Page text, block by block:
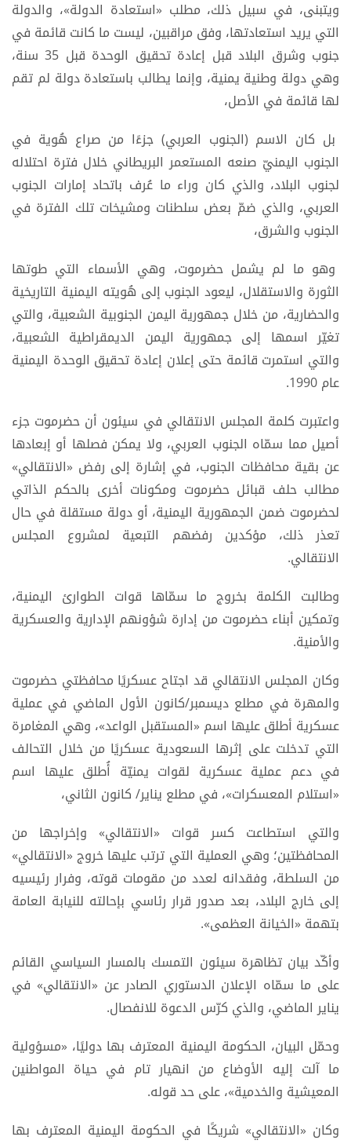
ويتبنى، في سبيل ذلك، مطلب «استعادة الدولة»، والدولة
التي يريد استعادتها، وفق مراقبين، ليست ما كانت قائمة في
جنوب وشرق البلاد قبل إعادة تحقيق الوحدة قبل 35 سنة،
وهي دولة وطنية يمنية، وإنما يطالب باستعادة دولة لم تقم
لها قائمة في الأصل،
بل كان الاسم (الجنوب العربي) جزءًا من صراع هُوية في
الجنوب اليمنيّ صنعه المستعمر البريطاني خلال فترة احتلاله
لجنوب البلاد، والذي كان وراء ما عُرف باتحاد إمارات الجنوب
العربي، والذي ضمّ بعض سلطنات ومشيخات تلك الفترة في
الجنوب والشرق،
وهو ما لم يشمل حضرموت، وهي الأسماء التي طوتها
الثورة والاستقلال، ليعود الجنوب إلى هُويته اليمنية التاريخية
والحضارية، من خلال جمهورية اليمن الجنوبية الشعبية، والتي
تغيّر اسمها إلى جمهورية اليمن الديمقراطية الشعبية،
والتي استمرت قائمة حتى إعلان إعادة تحقيق الوحدة اليمنية
عام 1990.
واعتبرت كلمة المجلس الانتقالي في سيئون أن حضرموت جزء
أصيل مما سمّاه الجنوب العربي، ولا يمكن فصلها أو إبعادها
عن بقية محافظات الجنوب، في إشارة إلى رفض «الانتقالي»
مطالب حلف قبائل حضرموت ومكونات أخرى بالحكم الذاتي
لحضرموت ضمن الجمهورية اليمنية، أو دولة مستقلة في حال
تعذر ذلك، مؤكدين رفضهم التبعية لمشروع المجلس
الانتقالي.
وطالبت الكلمة بخروج ما سمّاها قوات الطوارئ اليمنية،
وتمكين أبناء حضرموت من إدارة شؤونهم الإدارية والعسكرية
والأمنية.
وكان المجلس الانتقالي قد اجتاح عسكريًا محافظتي حضرموت
والمهرة في مطلع ديسمبر/كانون الأول الماضي في عملية
عسكرية أطلق عليها اسم «المستقبل الواعد»، وهي المغامرة
التي تدخلت على إثرها السعودية عسكريًا من خلال التحالف
في دعم عملية عسكرية لقوات يمنيّة أُطلق عليها اسم
«استلام المعسكرات»، في مطلع يناير/ كانون الثاني،
والتي استطاعت كسر قوات «الانتقالي» وإخراجها من
المحافظتين؛ وهي العملية التي ترتب عليها خروج «الانتقالي»
من السلطة، وفقدانه لعدد من مقومات قوته، وفرار رئيسيه
إلى خارج البلاد، بعد صدور قرار رئاسي بإحالته للنيابة العامة
بتهمة «الخيانة العظمى».
وأكّد بيان تظاهرة سيئون التمسك بالمسار السياسي القائم
على ما سمّاه الإعلان الدستوري الصادر عن «الانتقالي» في
يناير الماضي، والذي كرّس الدعوة للانفصال.
وحمّل البيان، الحكومة اليمنية المعترف بها دوليًا، «مسؤولية
ما آلت إليه الأوضاع من انهيار تام في حياة المواطنين
المعيشية والخدمية»، على حد قوله.
وكان «الانتقالي» شريكًا في الحكومة اليمنية المعترف بها